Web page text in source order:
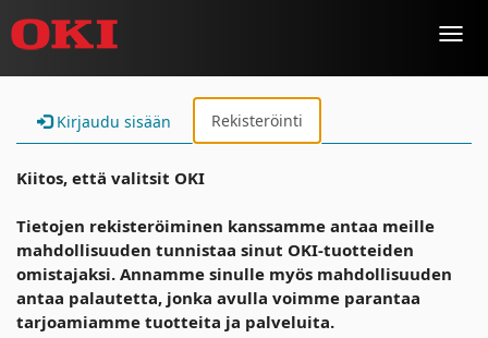
Kirjaudu sisään Rekisteröinti
Kiitos, että valitsit OKI
Tietojen rekisteröiminen kanssamme antaa meille
mahdollisuuden tunnistaa sinut OKI-tuotteiden
omistajaksi. Annamme sinulle myös mahdollisuuden
antaa palautetta, jonka avulla voimme parantaa
tarjoamiamme tuotteita ja palveluita.